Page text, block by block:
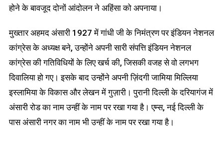
होने के बावजूद दोनों आंदोलन ने अहिंसा को अपनाया।
मुख्तार अहमद अंसारी 1927 में गांधी जी के निमंत्रण पर इंडियन नेशनल
कांग्रेस के अध्यक्ष बने, उन्होंने अपनी सारी संपत्ति इंडियन नेशनल
कांग्रेस की गतिविधियों के लिए खर्च की, जिसकी वजह से वो लगभग
दिवालिया हो गए। इसके बाद उन्होंने अपनी ज़िंदगी जामिया मिल्लिया
इस्लामिया के विकास और लेखन में गुज़ारी। पुरानी दिल्ली के दरियागंज में
अंसारी रोड का नाम उन्हीं के नाम पर रखा गया है। एम्स, नई दिल्ली के
पास अंसारी नगर का नाम भी उन्हीं के नाम पर रखा गया है।